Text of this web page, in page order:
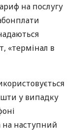
на послугу
«термінал в
у випадку
на наступний